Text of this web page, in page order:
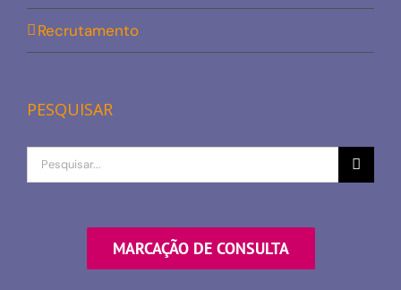
Recrutamento
PESQUISAR
Procurar
por
MARCAÇÃO DE CONSULTA